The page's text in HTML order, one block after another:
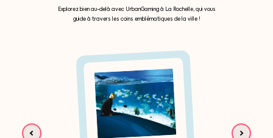
Explorez bien au-delà avec UrbanGaming à La Rochelle, qui vous
guide à travers les coins emblématiques de la ville !